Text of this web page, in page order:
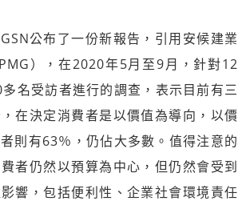
公布了一份新報告，引用安候建業
），在2020年5月至9月，針對12
名受訪者進行的調查，表示目前有三
在決定消費者是以價值為導向，以價
則有63％，仍佔大多數。值得注意的
者仍然以預算為中心，但仍然會受到
響，包括便利性、企業社會環境責任